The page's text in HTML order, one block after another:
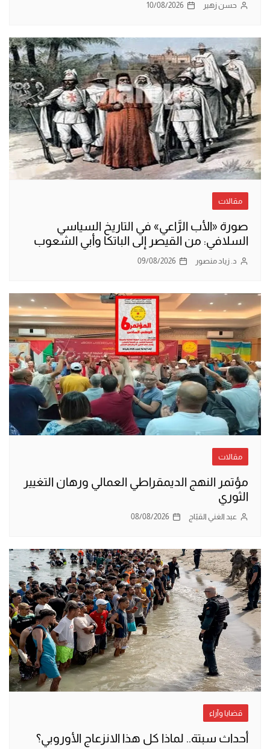
حسن زهير 10/08/2026
مقالات
صورة «الأب الرَّاعي» في التاريخ السياسي
السلافي: من القيصر إلى الباتكا وأبي الشعوب
د. زياد منصور 09/08/2026
مقالات
مؤتمر النهج الديمقراطي العمالي ورهان التغيير
الثوري
عبد الغني القبّاج 08/08/2026
قضايا وآراء
أحداث سبتة.. لماذا كل هذا الانزعاج الأوروبي؟